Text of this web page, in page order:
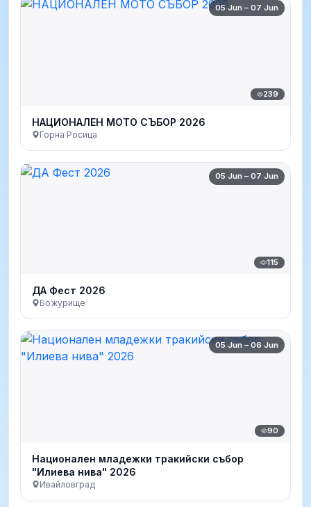
05 Jun – 07 Jun
239
НАЦИОНАЛЕН МОТО СЪБОР 2026
Горна Росица
05 Jun – 07 Jun
115
ДА Фест 2026
Божурище
05 Jun – 06 Jun
90
Национален младежки тракийски събор
"Илиева нива" 2026
Ивайловград